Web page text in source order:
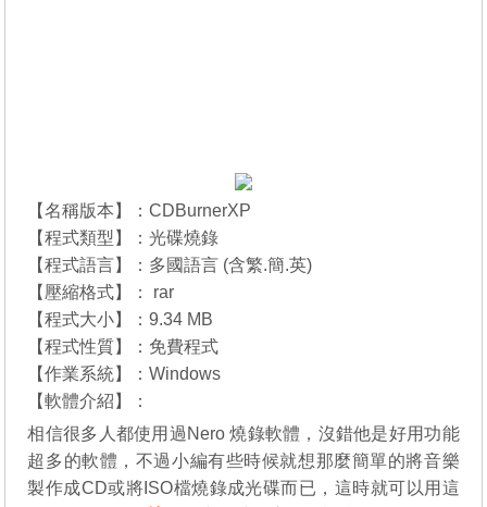
【名稱版本】：CDBurnerXP
【程式類型】：光碟燒錄
【程式語言】：多國語言 (含繁.簡.英)
【壓縮格式】： rar
【程式大小】：9.34 MB
【程式性質】：免費程式
【作業系統】：Windows
【軟體介紹】：
相信很多人都使用過Nero 燒錄軟體，沒錯他是好用功能
超多的軟體，不過小編有些時候就想那麼簡單的將音樂
製作成CD或將ISO檔燒錄成光碟而已，這時就可以用這